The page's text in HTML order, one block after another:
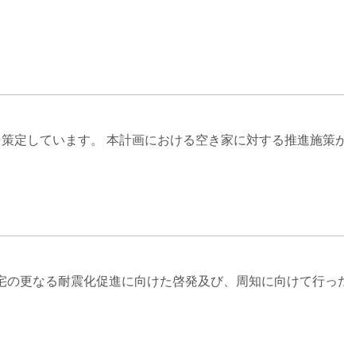
定しています。 本計画における空き家に対する推進施策
の更なる耐震化促進に向けた啓発及び、周知に向けて行